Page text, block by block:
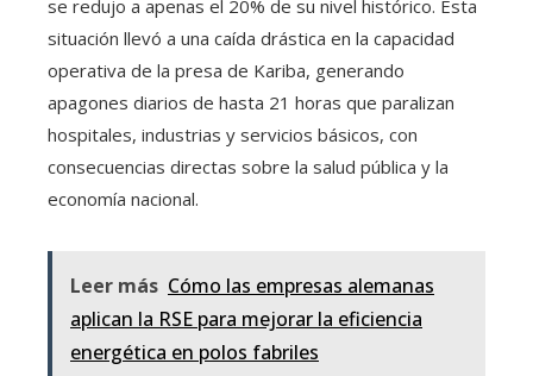
se redujo a apenas el 20% de su nivel histórico. Esta
situación llevó a una caída drástica en la capacidad
operativa de la presa de Kariba, generando
apagones diarios de hasta 21 horas que paralizan
hospitales, industrias y servicios básicos, con
consecuencias directas sobre la salud pública y la
economía nacional.
Leer más Cómo las empresas alemanas
aplican la RSE para mejorar la eficiencia
energética en polos fabriles